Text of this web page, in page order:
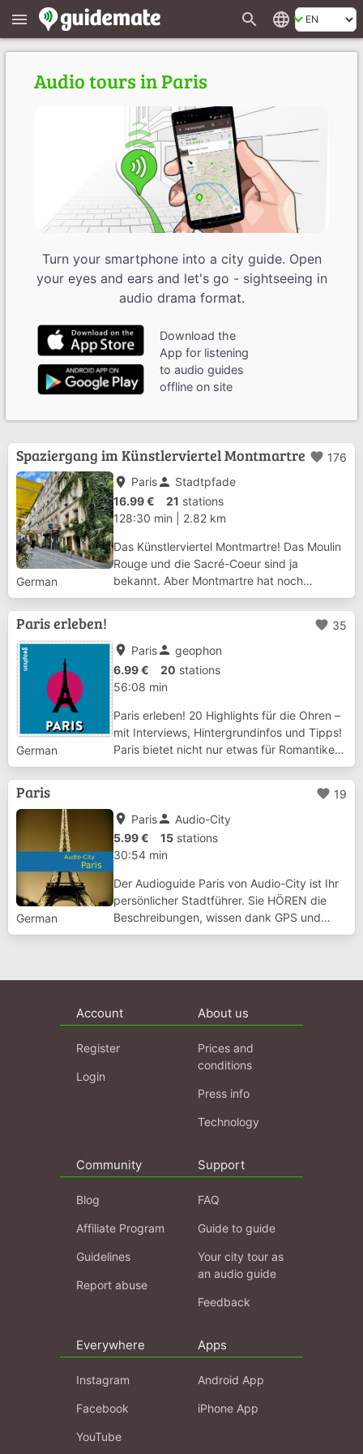
menu search language
Audio tours in Paris
Turn your smartphone into a city guide. Open
your eyes and ears and let's go - sightseeing in
audio drama format.
Download the
App for listening
to audio guides
offline on site
Spaziergang im Künstlerviertel Montmartre favorite 176
German
place Parisperson Stadtpfade
16.99 €
21 stations
128:30 min
2.82 km
Das Künstlerviertel Montmartre! Das Moulin
Rouge und die Sacré-Coeur sind ja
bekannt. Aber Montmartre hat noch
unfassbar viele weitere kleine und große
Geschichten in petto. Folgt mir durch dieses
besondere Pariser Stadtviertel, abseits der
ausget...
Paris erleben! favorite 35
German
place Parisperson geophon
6.99 €
20 stations
56:08 min
Paris erleben! 20 Highlights für die Ohren –
mit Interviews, Hintergrundinfos und Tipps!
Paris bietet nicht nur etwas für Romantiker,
die auf den nostalgischen Spuren der
„Hauptstadt des 19. Jahrhunderts“
franz...
Paris favorite 19
German
place Parisperson Audio-City
5.99 €
15 stations
30:54 min
Der Audioguide Paris von Audio-City ist Ihr
persönlicher Stadtführer. Sie HÖREN die
Beschreibungen, wissen dank GPS und
einem detaillierten Stadtplan immer, wo Sie
Account
Register
Login
About us
Prices and
conditions
Press info
Technology
Community
Blog
Affiliate Program
Guidelines
Report abuse
Support
FAQ
Guide to guide
Your city tour as
an audio guide
Feedback
Everywhere
Instagram
Facebook
YouTube
Apps
Android App
iPhone App